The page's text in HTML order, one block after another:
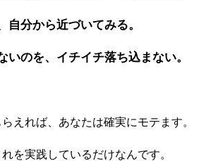
自分から近づいてみる。
いのを、イチイチ落ち込まない。
えれば、あなたは確実にモテます。
を実践しているだけなんです。